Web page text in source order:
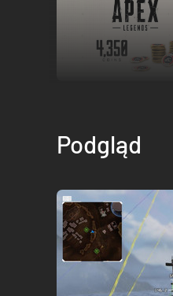
Podgląd